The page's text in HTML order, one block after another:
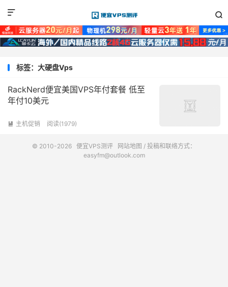


标签：大硬盘Vps
RackNerd便宜美国VPS年付套餐 低至
年付10美元
 主机促销 阅读(1979)
© 2010-2026 便宜VPS测评 网站地图 / 投稿和联络方式：
easyfm@outlook.com